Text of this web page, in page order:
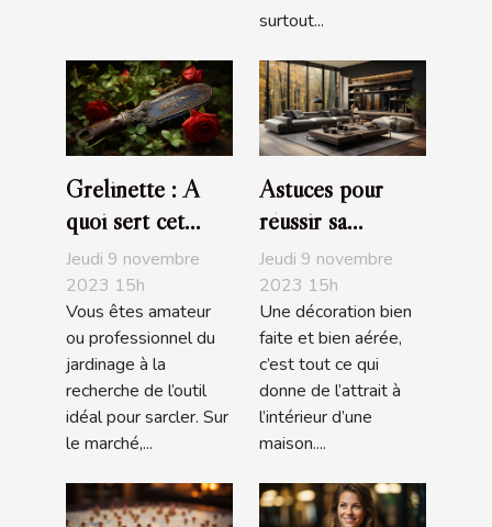
surtout...
Grelinette : A
quoi sert cet
outil de jardin ?
Jeudi 9 novembre
2023 15h
Vous êtes amateur
ou professionnel du
jardinage à la
recherche de l’outil
idéal pour sarcler. Sur
le marché,...
Astuces pour
réussir sa
décoration
d'intérieur
Jeudi 9 novembre
2023 15h
Une décoration bien
faite et bien aérée,
c’est tout ce qui
donne de l’attrait à
l’intérieur d’une
maison....